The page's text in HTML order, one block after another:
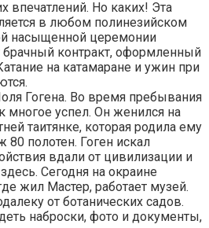
впечатлений. Но каких! Эта
в любом полинезийском
насыщенной церемонии
брачный контракт, оформленный
на катамаране и ужин при
Гогена. Во время пребывания
многое успел. Он женился на
таитянке, которая родила ему
80 полотен. Гоген искал
вдали от цивилизации и
Сегодня на окраине
жил Мастер, работает музей.
от ботанических садов.
наброски, фото и документы,